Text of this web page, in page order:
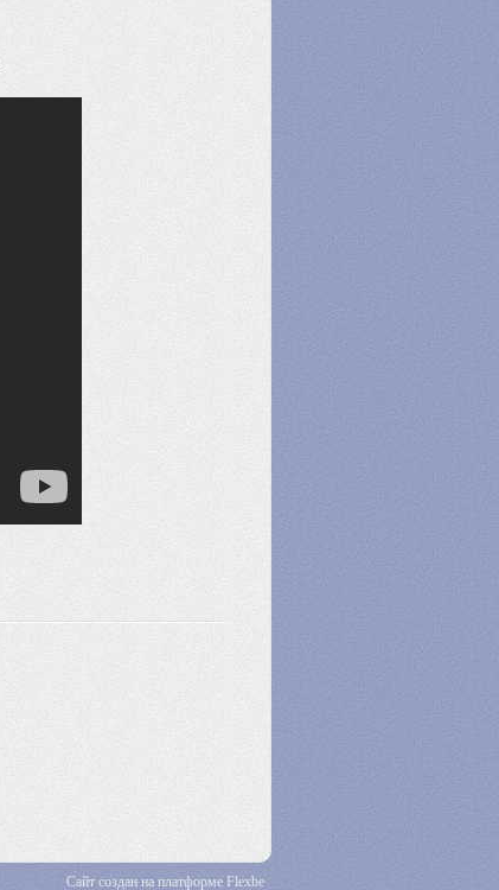
Сайт создан на платформе Flexbe